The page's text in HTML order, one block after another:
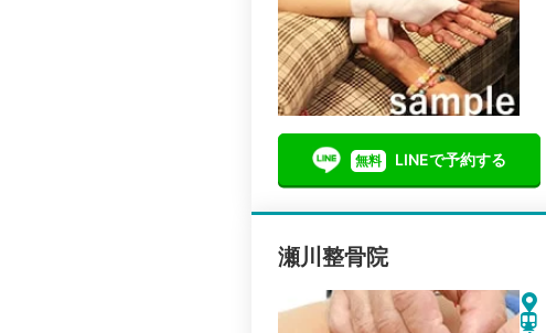
無料 LINEで予約する
瀬川整骨院